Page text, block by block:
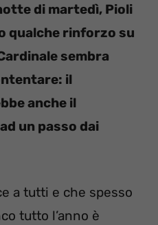
di martedì, Pioli
qualche rinforzo su
sembra
il
anche il
un passo dai
a tutti e che spesso
tutto l’anno è